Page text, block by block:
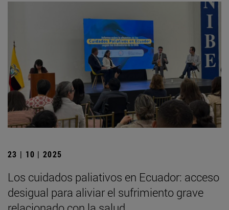
23 | 10 | 2025
Los cuidados paliativos en Ecuador: acceso
desigual para aliviar el sufrimiento grave